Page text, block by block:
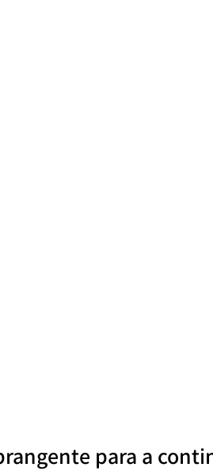
para a